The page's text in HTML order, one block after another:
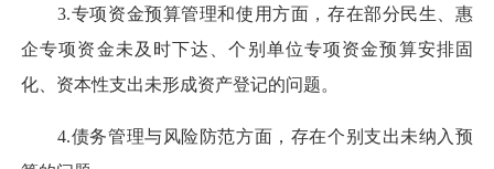
3.专项资金预算管理和使用方面，存在部分民生、惠
企专项资金未及时下达、个别单位专项资金预算安排固
化、资本性支出未形成资产登记的问题。
4.债务管理与风险防范方面，存在个别支出未纳入预